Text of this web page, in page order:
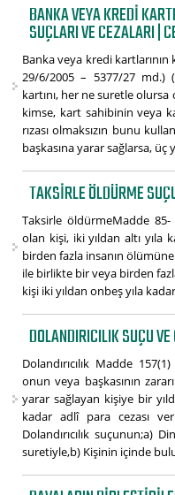
BANKA VEYA KREDI
SUÇLARI VE CEZALARI |
Banka veya kredi kartlarının
29/6/2005 – 5377/27 md.)
kartını, her ne suretle
kimse, kart sahibinin veya
rızası olmaksızın bunu
başkasına yarar sağlarsa, üç
TAKSIRLE ÖLDÜRME
Taksirle öldürmeMadde
olan kişi, iki yıldan altı yıla
birden fazla insanın
ile birlikte bir veya birden
kişi iki yıldan onbeş yıla
DOLANDIRICILIK SUÇU
Dolandırıcılık Madde
onun veya başkasının
yarar sağlayan kişiye bir
kadar adlî para cezası
Dolandırıcılık suçunun;a)
suretiyle,b) Kişinin içinde